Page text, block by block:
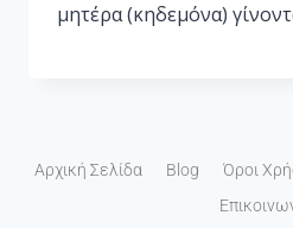
μητέρα (κηδεμόνα)
Αρχική Σελίδα Blog Όροι